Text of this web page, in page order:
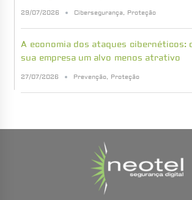
29/07/2026 Cibersegurança, Proteção
A economia dos ataques cibernéticos:
sua empresa um alvo menos atrativo
27/07/2026 Prevenção, Proteção